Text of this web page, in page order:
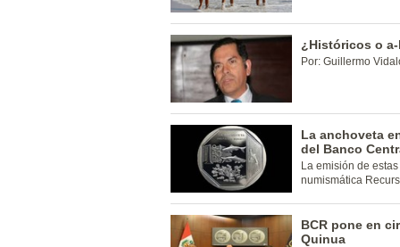
¿Históricos o
Por: Guillermo
La anchoveta
del Banco
La emisión de
numismática
BCR pone en
Quinua